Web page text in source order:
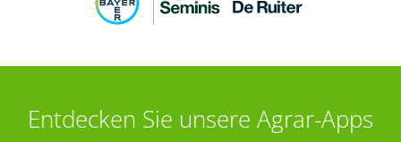
Entdecken Sie unsere Agrar-Apps